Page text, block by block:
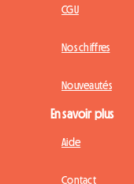
CGU
Nos chiffres
Nouveautés
En savoir plus
Aide
Contact